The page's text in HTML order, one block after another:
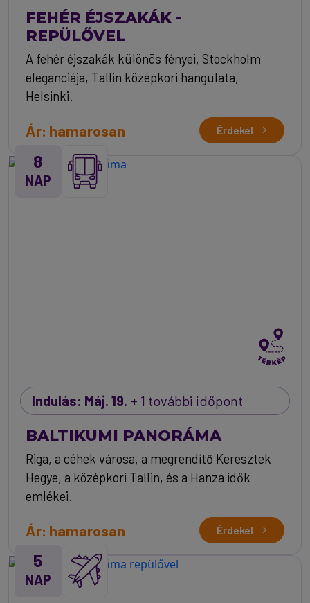
FEHÉR ÉJSZAKÁK -
REPÜLŐVEL
A fehér éjszakák különös fényei, Stockholm
eleganciája, Tallin középkori hangulata,
Helsinki.
Ár: hamarosan Érdekel
8
NAP
Indulás: Máj. 19. + 1 további időpont
BALTIKUMI PANORÁMA
Riga, a céhek városa, a megrendítő Keresztek
Hegye, a középkori Tallin, és a Hanza idők
emlékei.
Ár: hamarosan Érdekel
5
NAP